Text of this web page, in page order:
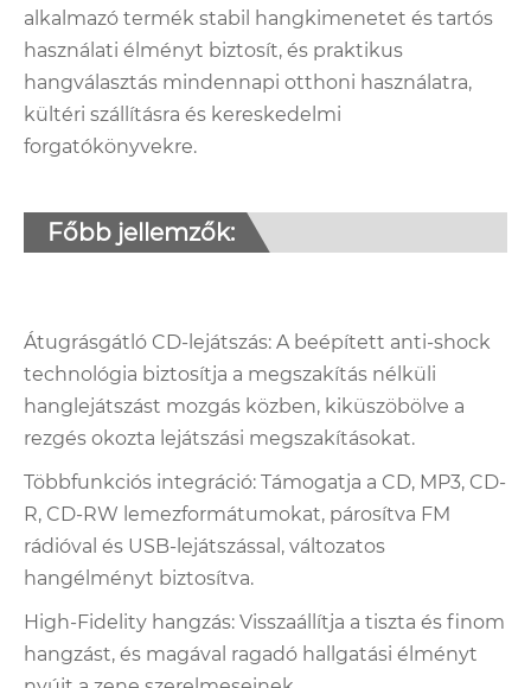
alkalmazó termék stabil hangkimenetet és tartós
használati élményt biztosít, és praktikus
hangválasztás mindennapi otthoni használatra,
kültéri szállításra és kereskedelmi
forgatókönyvekre.
Főbb jellemzők:
Átugrásgátló CD-lejátszás: A beépített anti-shock
technológia biztosítja a megszakítás nélküli
hanglejátszást mozgás közben, kiküszöbölve a
rezgés okozta lejátszási megszakításokat.
Többfunkciós integráció: Támogatja a CD, MP3, CD-
R, CD-RW lemezformátumokat, párosítva FM
rádióval és USB-lejátszással, változatos
hangélményt biztosítva.
High-Fidelity hangzás: Visszaállítja a tiszta és finom
hangzást, és magával ragadó hallgatási élményt